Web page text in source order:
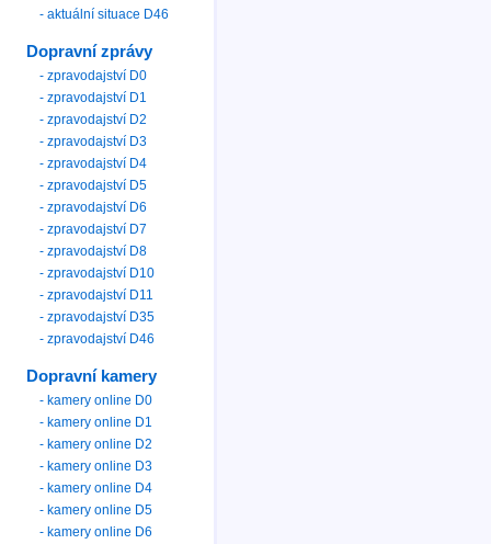
- aktuální situace D46
Dopravní zprávy
- zpravodajství D0
- zpravodajství D1
- zpravodajství D2
- zpravodajství D3
- zpravodajství D4
- zpravodajství D5
- zpravodajství D6
- zpravodajství D7
- zpravodajství D8
- zpravodajství D10
- zpravodajství D11
- zpravodajství D35
- zpravodajství D46
Dopravní kamery
- kamery online D0
- kamery online D1
- kamery online D2
- kamery online D3
- kamery online D4
- kamery online D5
- kamery online D6